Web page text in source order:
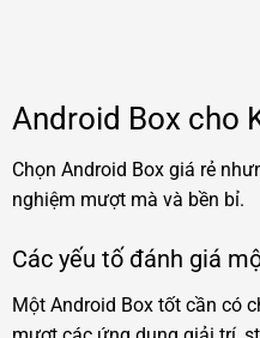
Android Box cho
Chọn Android Box giá rẻ
nghiệm mượt mà và bền bỉ.
Các yếu tố đánh giá
Một Android Box tốt cần có